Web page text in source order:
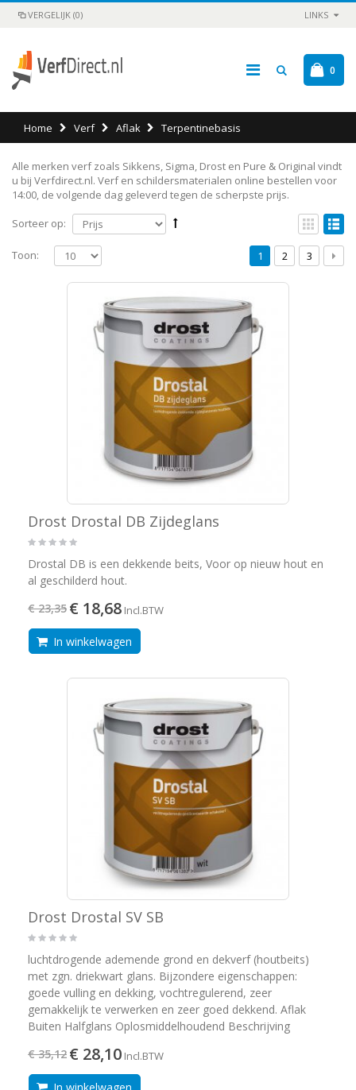
VERGELIJK (0) LINKS
0
Home Verf Aflak Terpentinebasis
Alle merken verf zoals Sikkens, Sigma, Drost en Pure & Original vindt
u bij Verfdirect.nl. Verf en schildersmaterialen online bestellen voor
14:00, de volgende dag geleverd tegen de scherpste prijs.
Sorteer op:
1 2 3
Toon:
Drost Drostal DB Zijdeglans
Drostal DB is een dekkende beits, Voor op nieuw hout en
al geschilderd hout.
€ 23,35 € 18,68 Incl.BTW
In winkelwagen
Drost Drostal SV SB
luchtdrogende ademende grond en dekverf (houtbeits)
met zgn. driekwart glans. Bijzondere eigenschappen:
goede vulling en dekking, vochtregulerend, zeer
gemakkelijk te verwerken en zeer goed dekkend. Aflak
Buiten Halfglans Oplosmiddelhoudend Beschrijving
€ 35,12 € 28,10 Incl.BTW
In winkelwagen